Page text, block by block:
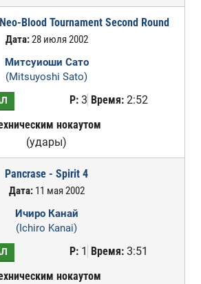
Blood Tournament Second Round
Дата:28 июля 2002
Митсуиоши Сато
(Mitsuyoshi Sato)
Р:3 Время:2:52
нокаутом
(удары)
Pancrase - Spirit 4
Дата:11 мая 2002
Ичиро Канай
(Ichiro Kanai)
Р:1 Время:3:51
нокаутом